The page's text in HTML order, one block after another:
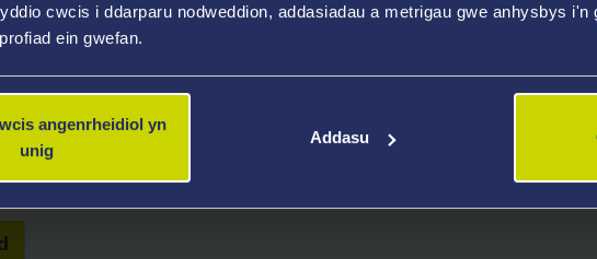
cwcis i ddarparu nodweddion, addasiadau a metrigau gwe anhysbys i'n
ein gwefan.
angenrheidiol yn
unig
Addasu
fyfyrwyr sy'n cynnig ystod eang o